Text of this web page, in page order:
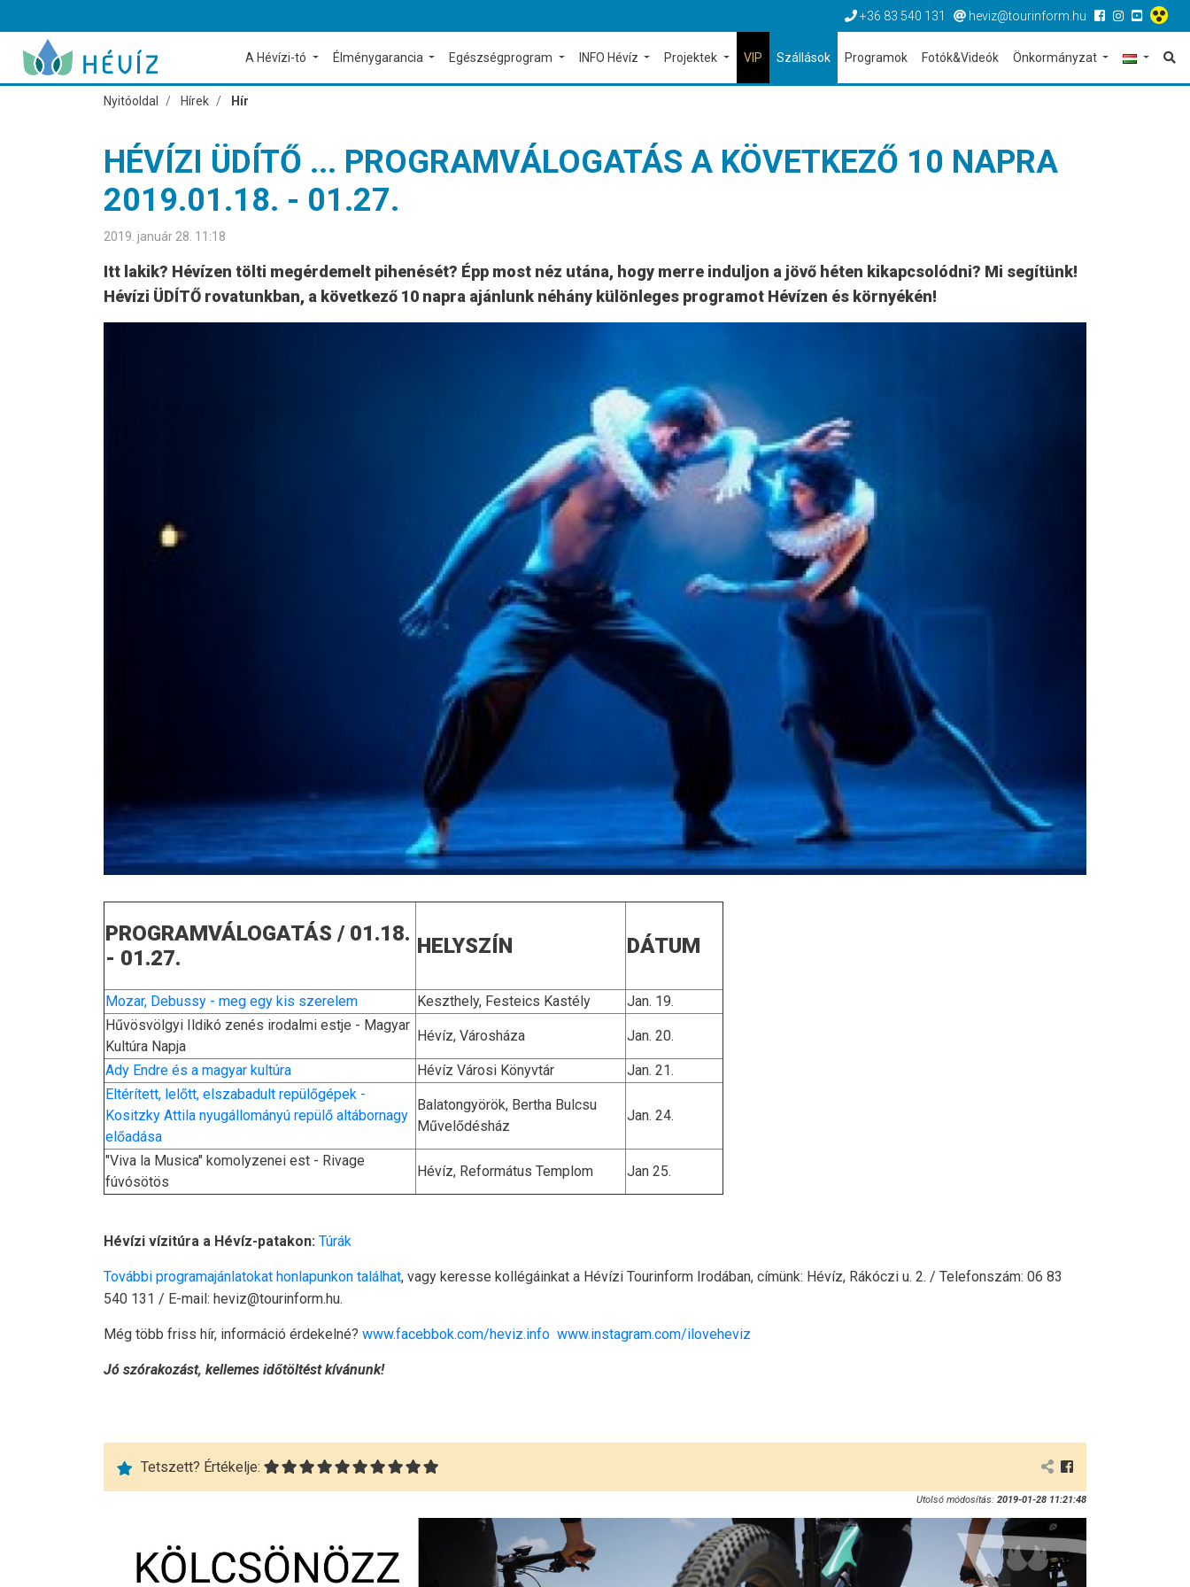
+36 83 540 131 heviz@tourinform.hu
A Hévízi-tó Élménygarancia Egészségprogram INFO Hévíz Projektek VIP Szállások Programok Fotók&Videók Önkormányzat
Nyitóoldal Hírek Hír
HÉVÍZI ÜDÍTŐ ... PROGRAMVÁLOGATÁS A KÖVETKEZŐ 10 NAPRA
2019.01.18. - 01.27.
2019. január 28. 11:18
Itt lakik? Hévízen tölti megérdemelt pihenését? Épp most néz utána, hogy merre induljon a jövő héten kikapcsolódni? Mi segítünk!
Hévízi ÜDÍTŐ rovatunkban, a következő 10 napra ajánlunk néhány különleges programot Hévízen és környékén!
PROGRAMVÁLOGATÁS / 01.18.
- 01.27.
HELYSZÍN DÁTUM
Mozar, Debussy - meg egy kis szerelem Keszthely, Festeics Kastély
Jan. 19.
Hűvösvölgyi Ildikó zenés irodalmi estje - Magyar
Kultúra Napja
Hévíz, Városháza Jan. 20.
Ady Endre és a magyar kultúra Hévíz Városi Könyvtár
Jan. 21.
Eltérített, lelőtt, elszabadult repülőgépek -
Kositzky Attila nyugállományú repülő altábornagy
előadása
Balatongyörök, Bertha Bulcsu
Művelődésház
Jan. 24.
"Viva la Musica" komolyzenei est - Rivage
fúvósötös
Hévíz, Református Templom Jan 25.
Hévízi vízitúra a Hévíz-patakon: Túrák
További programajánlatokat honlapunkon találhat, vagy keresse kollégáinkat a Hévízi Tourinform Irodában, címünk: Hévíz, Rákóczi u. 2. / Telefonszám: 06 83
540 131 / E-mail: heviz@tourinform.hu.
Még több friss hír, információ érdekelné? www.facebbok.com/heviz.info www.instagram.com/iloveheviz
Jó szórakozást, kellemes időtöltést kívánunk!
Tetszett? Értékelje:
Utolsó módosítás: 2019-01-28 11:21:48